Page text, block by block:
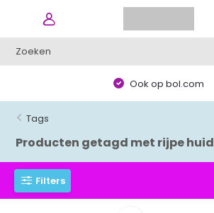
Ook op bol.com
Tags
Producten getagd met rijpe huid
Filters